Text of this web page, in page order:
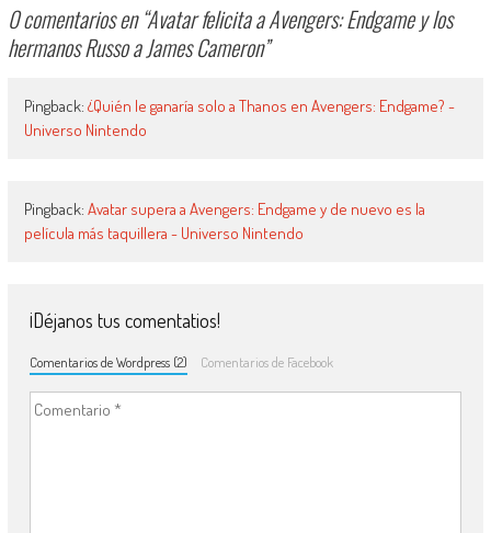
0 comentarios en “Avatar felicita a Avengers: Endgame y los
hermanos Russo a James Cameron”
Pingback: ¿Quién le ganaría solo a Thanos en Avengers: Endgame? -
Universo Nintendo
Pingback: Avatar supera a Avengers: Endgame y de nuevo es la
película más taquillera - Universo Nintendo
¡Déjanos tus comentatios!
Comentarios de Wordpress (2) Comentarios de Facebook